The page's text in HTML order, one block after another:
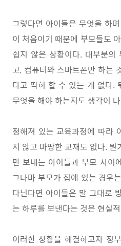
그렇다면 아이들은 무엇을 하
이 처음이기 때문에 부모들도
쉽지 않은 상황이다. 대부분의
고, 컴퓨터와 스마트폰만 하는
다고 딱히 할 수 있는 게 없다.
무엇을 해야 하는지도 생각이
정해져 있는 교육과정에 따라
지 않고 마땅한 교재도 없다. 뭔
만 보내는 아이들과 부모 사이
그나마 부모가 집에 있는 경우
다닌다면 아이들은 말 그대로
는 하루를 보낸다는 것은 현실
이러한 상황을 해결하고자 정